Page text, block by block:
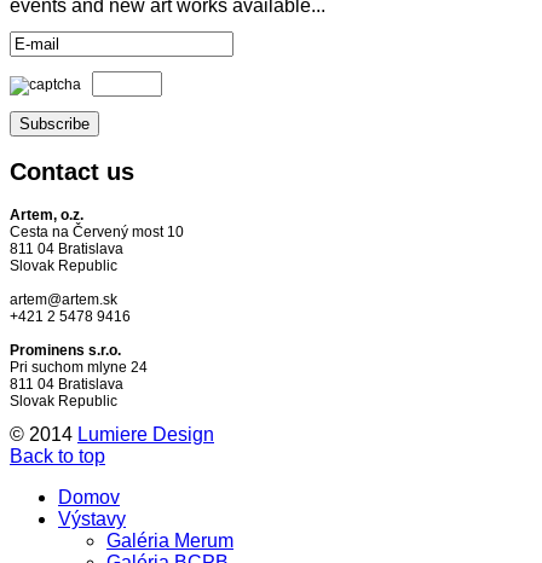
events and new art works available...
Contact us
Artem, o.z.
Cesta na Červený most 10
811 04 Bratislava
Slovak Republic
artem@artem.sk
+421 2 5478 9416
Prominens s.r.o.
Pri suchom mlyne 24
811 04 Bratislava
Slovak Republic
© 2014 Lumiere Design
Back to top
Domov
Výstavy
Galéria Merum